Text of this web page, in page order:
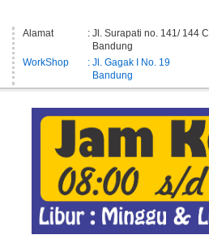
Alamat
: Jl. Surapati no. 141/ 144 C
Bandung
WorkShop
: Jl. Gagak I No. 19
Bandung